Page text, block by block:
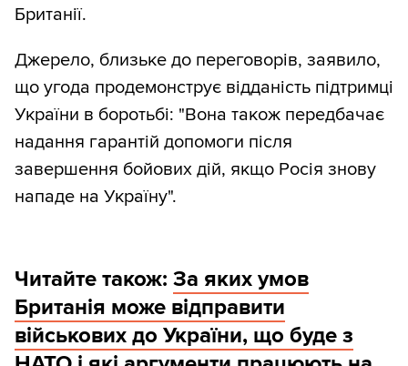
Британії.
Джерело, близьке до переговорів, заявило,
що угода продемонструє відданість підтримці
України в боротьбі: "Вона також передбачає
надання гарантій допомоги після
завершення бойових дій, якщо Росія знову
нападе на Україну".
Читайте також: За яких умов
Британія може відправити
військових до України, що буде з